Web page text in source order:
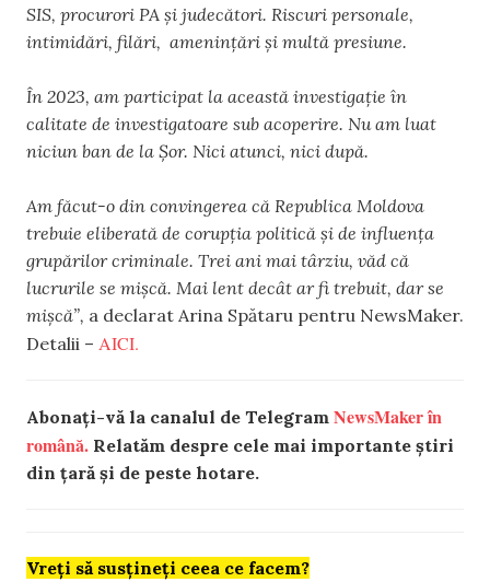
SIS, procurori PA și judecători. Riscuri personale,
intimidări, filări, amenințări și multă presiune.
În 2023, am participat la această investigație în
calitate de investigatoare sub acoperire. Nu am luat
niciun ban de la Șor. Nici atunci, nici după.
Am făcut-o din convingerea că Republica Moldova
trebuie eliberată de corupția politică și de influența
grupărilor criminale. Trei ani mai târziu, văd că
lucrurile se mișcă. Mai lent decât ar fi trebuit, dar se
mișcă”, a declarat Arina Spătaru pentru NewsMaker.
Detalii – AICI.
Abonați-vă la canalul de Telegram NewsMaker în
română. Relatăm despre cele mai importante știri
din țară și de peste hotare.
Vreți să susțineți ceea ce facem?